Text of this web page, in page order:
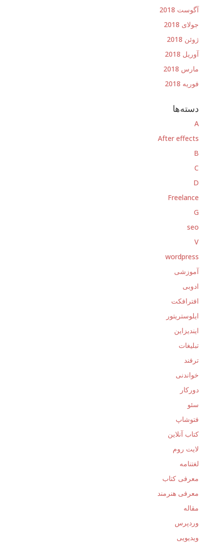
آگوست 2018
جولای 2018
ژوئن 2018
آوریل 2018
مارس 2018
فوریه 2018
دسته‌ها
A
After effects
B
C
D
Freelance
G
seo
V
wordpress
آموزشی
ادوبی
افترافکت
ایلوستریتور
ایندیزاین
تبلیغات
ترفند
خواندنی
دورکار
سئو
فتوشاپ
کتاب آنلاین
لایت روم
لغتنامه
معرفی کتاب
معرفی هنرمند
مقاله
وردپرس
ویدیویی